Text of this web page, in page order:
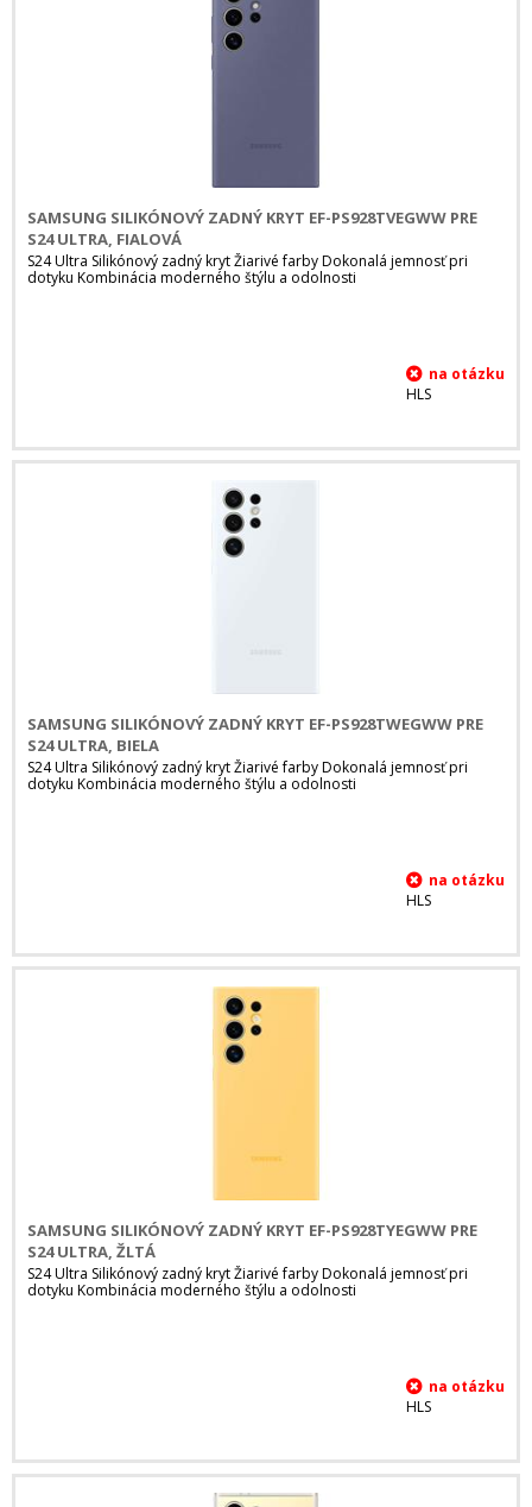
SAMSUNG SILIKÓNOVÝ ZADNÝ KRYT EF-PS928TVEGWW PRE
S24 ULTRA, FIALOVÁ
S24 Ultra Silikónový zadný kryt Žiarivé farby Dokonalá jemnosť pri
dotyku Kombinácia moderného štýlu a odolnosti
HLS
SAMSUNG SILIKÓNOVÝ ZADNÝ KRYT EF-PS928TWEGWW PRE
S24 ULTRA, BIELA
S24 Ultra Silikónový zadný kryt Žiarivé farby Dokonalá jemnosť pri
dotyku Kombinácia moderného štýlu a odolnosti
HLS
SAMSUNG SILIKÓNOVÝ ZADNÝ KRYT EF-PS928TYEGWW PRE
S24 ULTRA, ŽLTÁ
S24 Ultra Silikónový zadný kryt Žiarivé farby Dokonalá jemnosť pri
dotyku Kombinácia moderného štýlu a odolnosti
HLS